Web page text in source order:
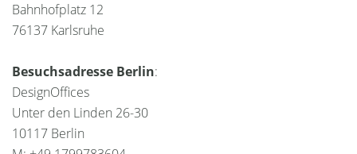
Bahnhofplatz 12
76137 Karlsruhe
Besuchsadresse Berlin:
DesignOffices
Unter den Linden 26-30
10117 Berlin